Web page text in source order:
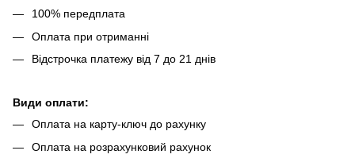
100% передплата
Оплата при отриманні
Відстрочка платежу від 7 до 21 днів
Види оплати:
Оплата на карту-ключ до рахунку
Оплата на розрахунковий рахунок